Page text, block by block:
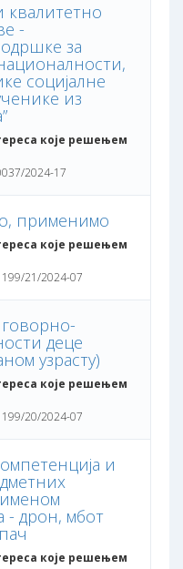
квалитетно
-
за
социјалне
из
које решењем
2024-17
применимо
које решењем
21/2024-07
деце
узрасту)
које решењем
20/2024-07
и
- дрон, мбот
које решењем